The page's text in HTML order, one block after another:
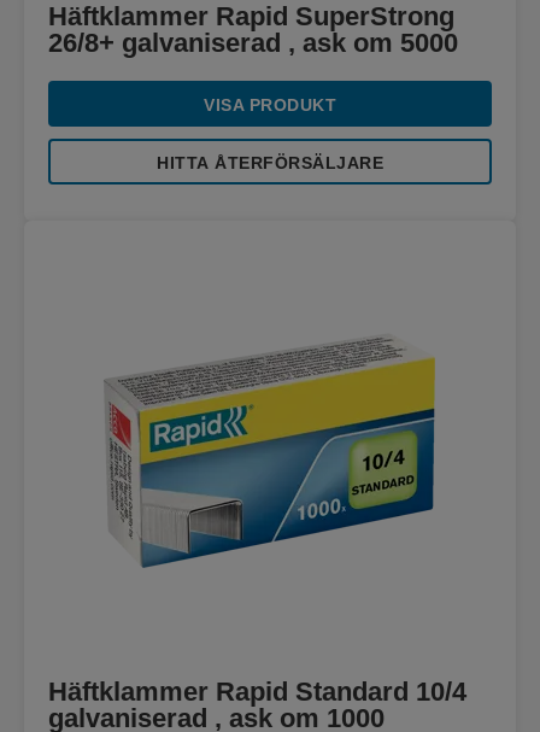
Häftklammer Rapid SuperStrong
26/8+ galvaniserad , ask om 5000
VISA PRODUKT
HITTA ÅTERFÖRSÄLJARE
Häftklammer Rapid Standard 10/4
galvaniserad , ask om 1000